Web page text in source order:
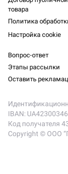
товара
Политика
Настройка cookie
Вопрос-ответ
Этапы рассылки
Оставить
IBAN:
Код получателя
Copyright © ООО